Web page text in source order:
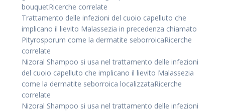
bouquetRicerche correlate
Trattamento delle infezioni del cuoio capelluto che
implicano il lievito Malassezia in precedenza chiamato
Pityrosporum come la dermatite seborroicaRicerche
correlate
Nizoral Shampoo si usa nel trattamento delle infezioni
del cuoio capelluto che implicano il lievito Malassezia
come la dermatite seborroica localizzataRicerche
correlate
Nizoral Shampoo si usa nel trattamento delle infezioni